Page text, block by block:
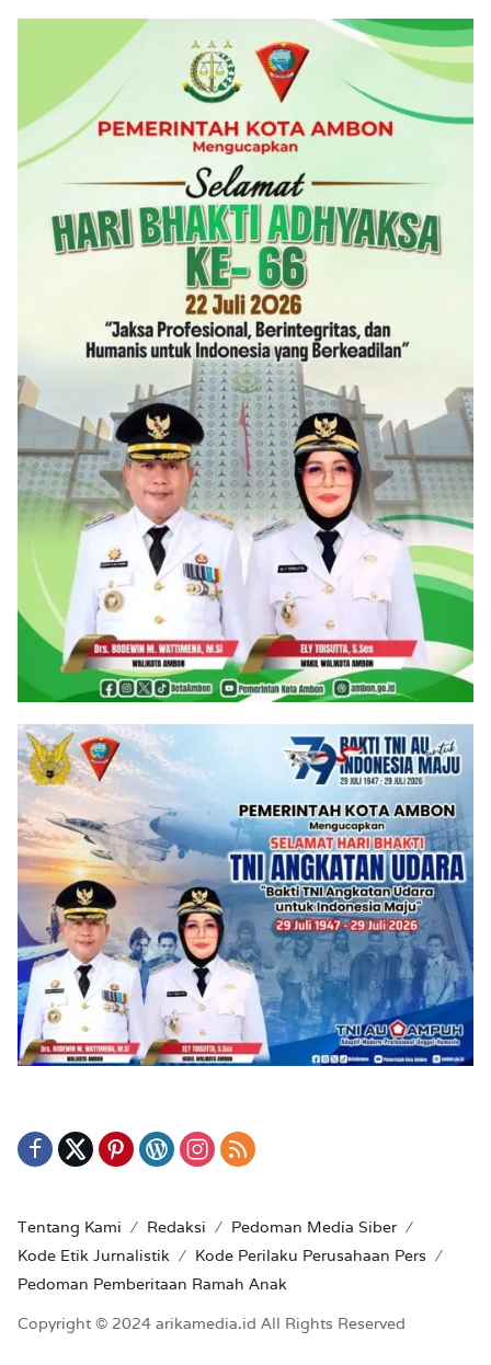
Tentang Kami Redaksi
Pedoman Media Siber
Kode Etik Jurnalistik
Kode Perilaku Perusahaan Pers
Pedoman Pemberitaan Ramah Anak
Copyright © 2024 arikamedia.id All Rights Reserved